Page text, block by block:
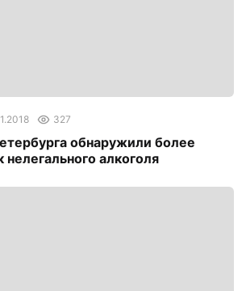
327
обнаружили более
алкоголя